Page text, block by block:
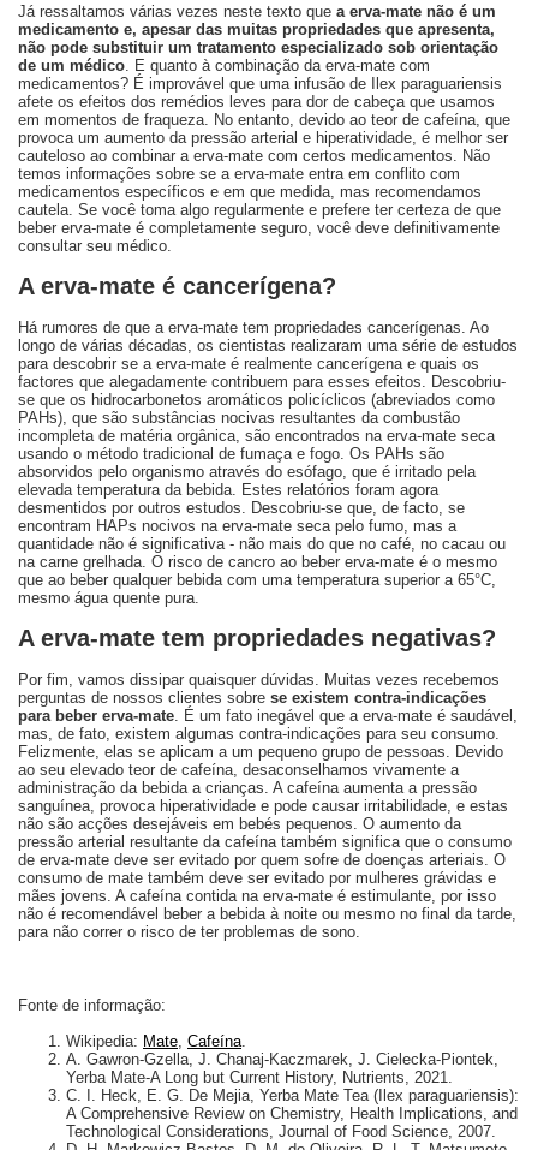
Já ressaltamos várias vezes neste texto que a erva-mate não é um
medicamento e, apesar das muitas propriedades que apresenta,
não pode substituir um tratamento especializado sob orientação
de um médico . E quanto à combinação da erva-mate com
medicamentos? É improvável que uma infusão de Ilex paraguariensis
afete os efeitos dos remédios leves para dor de cabeça que usamos
em momentos de fraqueza. No entanto, devido ao teor de cafeína, que
provoca um aumento da pressão arterial e hiperatividade, é melhor ser
cauteloso ao combinar a erva-mate com certos medicamentos. Não
temos informações sobre se a erva-mate entra em conflito com
medicamentos específicos e em que medida, mas recomendamos
cautela. Se você toma algo regularmente e prefere ter certeza de que
beber erva-mate é completamente seguro, você deve definitivamente
consultar seu médico.
A erva-mate é cancerígena?
Há rumores de que a erva-mate tem propriedades cancerígenas. Ao
longo de várias décadas, os cientistas realizaram uma série de estudos
para descobrir se a erva-mate é realmente cancerígena e quais os
factores que alegadamente contribuem para esses efeitos. Descobriu-
se que os hidrocarbonetos aromáticos policíclicos (abreviados como
PAHs), que são substâncias nocivas resultantes da combustão
incompleta de matéria orgânica, são encontrados na erva-mate seca
usando o método tradicional de fumaça e fogo. Os PAHs são
absorvidos pelo organismo através do esófago, que é irritado pela
elevada temperatura da bebida. Estes relatórios foram agora
desmentidos por outros estudos. Descobriu-se que, de facto, se
encontram HAPs nocivos na erva-mate seca pelo fumo, mas a
quantidade não é significativa - não mais do que no café, no cacau ou
na carne grelhada. O risco de cancro ao beber erva-mate é o mesmo
que ao beber qualquer bebida com uma temperatura superior a 65°C,
mesmo água quente pura.
A erva-mate tem propriedades negativas?
Por fim, vamos dissipar quaisquer dúvidas. Muitas vezes recebemos
perguntas de nossos clientes sobre se existem contra-indicações
para beber erva-mate . É um fato inegável que a erva-mate é saudável,
mas, de fato, existem algumas contra-indicações para seu consumo.
Felizmente, elas se aplicam a um pequeno grupo de pessoas. Devido
ao seu elevado teor de cafeína, desaconselhamos vivamente a
administração da bebida a crianças. A cafeína aumenta a pressão
sanguínea, provoca hiperatividade e pode causar irritabilidade, e estas
não são acções desejáveis em bebés pequenos. O aumento da
pressão arterial resultante da cafeína também significa que o consumo
de erva-mate deve ser evitado por quem sofre de doenças arteriais. O
consumo de mate também deve ser evitado por mulheres grávidas e
mães jovens. A cafeína contida na erva-mate é estimulante, por isso
não é recomendável beber a bebida à noite ou mesmo no final da tarde,
para não correr o risco de ter problemas de sono.
Fonte de informação:
Wikipedia: Mate Cafeína
A. Gawron-Gzella, J. Chanaj-Kaczmarek, J. Cielecka-Piontek,
Yerba Mate-A Long but Current History, Nutrients, 2021.
C. I. Heck, E. G. De Mejia, Yerba Mate Tea (Ilex paraguariensis):
A Comprehensive Review on Chemistry, Health Implications, and
Technological Considerations, Journal of Food Science, 2007.